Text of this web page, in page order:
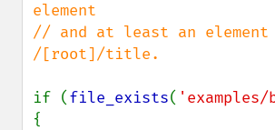
element
// and at least an element
/[root]/title.
if (file_exists( 'examples/
{